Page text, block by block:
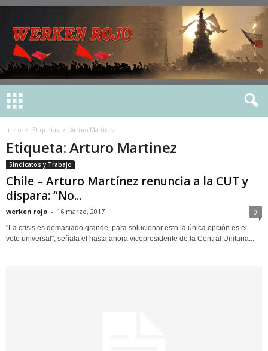
Inicio Etiquetas Arturo Martinez
Etiqueta: Arturo Martinez
Sindicatos y Trabajo
Chile – Arturo Martínez renuncia a la CUT y
dispara: “No...
werken rojo - 16 marzo, 2017 0
"La crisis es demasiado grande, para solucionar esto la única opción es el
voto universal", señala el hasta ahora vicepresidente de la Central Unitaria...